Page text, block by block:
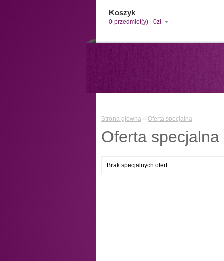
Koszyk
0 przedmiot(y) - 0zł
Strona główna » Oferta specjalna
Oferta specjalna
Brak specjalnych ofert.